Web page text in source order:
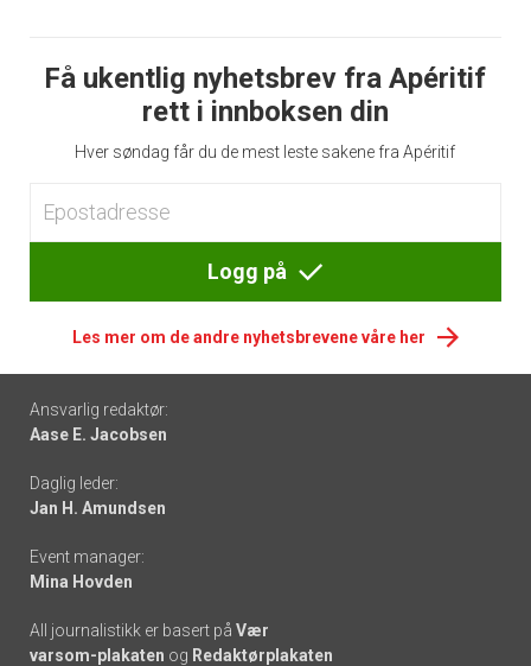
Få ukentlig nyhetsbrev fra Apéritif
rett i innboksen din
Hver søndag får du de mest leste sakene fra Apéritif
Logg på
Les mer om de andre nyhetsbrevene våre her
Footer
-
links
Ansvarlig redaktør:
Aase E. Jacobsen
Daglig leder:
Jan H. Amundsen
Event manager:
Mina Hovden
All journalistikk er basert på Vær
varsom-plakaten og Redaktørplakaten